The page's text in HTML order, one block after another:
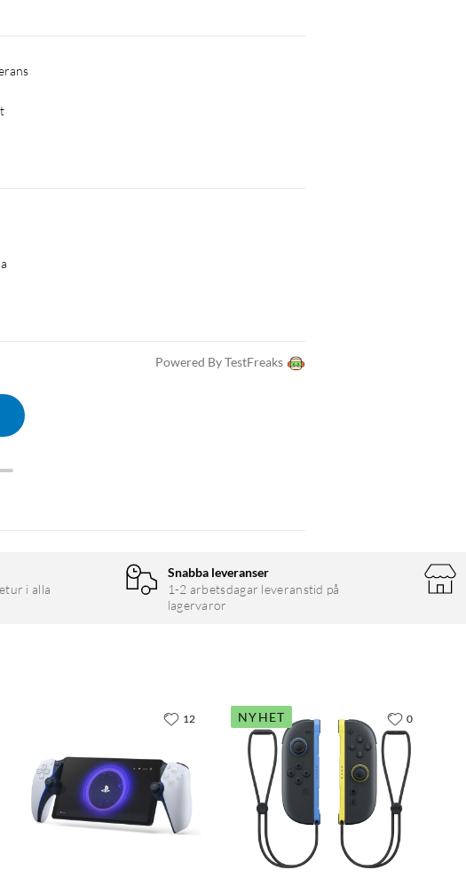
Powered By TestFreaks
i alla
Snabba leveranser
1-2 arbetsdagar leveranstid på
lagervaror
12 NYHET 0